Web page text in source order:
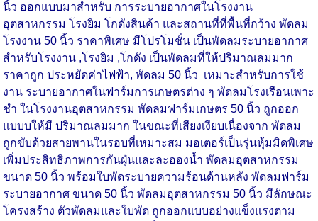
นิ้ว ออกแบบมาสำหรับ การระบายอากาศในโรงงาน
อุตสาหกรรม โรงยิม โกดังสินค้า และสถานที่ที่พื้นที่กว้าง พัดลม
โรงงาน 50 นิ้ว ราคาพิเศษ มีโปรโมชั่น เป็นพัดลมระบายอากาศ
สำหรับโรงงาน ,โรงยิม ,โกดัง เป็นพัดลมที่ให้ปริมาณลมมาก
ราคาถูก ประหยัดค่าไฟฟ้า, พัดลม 50 นิ้ว เหมาะสำหรับการใช้
งาน ระบายอากาศในฟาร์มการเกษตรต่าง ๆ พัดลมโรงเรือนเพาะ
ชำ ในโรงงานอุตสาหกรรม พัดลมฟาร์มเกษตร 50 นิ้ว ถูกออก
แบบบให้มี ปริมาณลมมาก ในขณะที่เสียงเงียบเนื่องจาก พัดลม
ถูกขับด้วยสายพานในรอบที่เหมาะสม มอเตอร์เป็นรุ่นหุ้มมิดพิเศษ
เพิ่มประสิทธิภาพการกันฝุ่นและละอองน้ำ พัดลมอุตสาหกรรม
ขนาด 50 นิ้ว พร้อมใบพัดระบายความร้อนด้านหลัง พัดลมฟาร์ม
ระบายอากาศ ขนาด 50 นิ้ว พัดลมอุตสาหกรรม 50 นิ้ว มีลักษณะ
โครงสร้าง ตัวพัดลมและใบพัด ถูกออกแบบอย่างแข็งแรงตาม